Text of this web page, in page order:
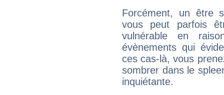
Forcément, un être
vous peut parfois
vulnérable en
évènements qui
ces cas-là, vous
sombrer dans le
inquiétante.